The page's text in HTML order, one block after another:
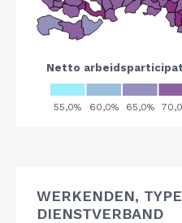
WERKENDEN, TYPE
DIENSTVERBAND